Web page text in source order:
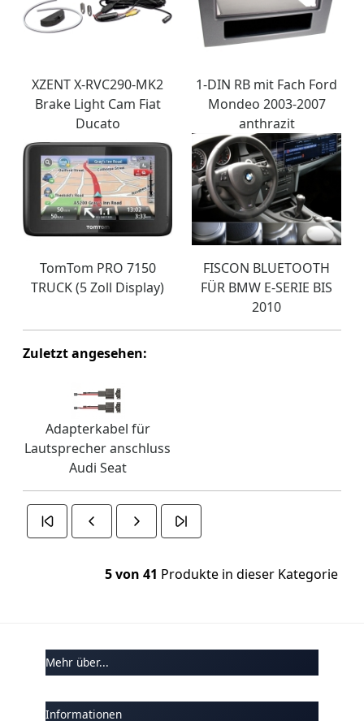
XZENT X-RVC290-MK2
Brake Light Cam Fiat
Ducato
1-DIN RB mit Fach Ford
Mondeo 2003-2007
anthrazit
TomTom PRO 7150
TRUCK (5 Zoll Display)
FISCON BLUETOOTH
FÜR BMW E-SERIE BIS
2010
Zuletzt angesehen:
Adapterkabel für
Lautsprecher anschluss
Audi Seat
5 von 41 Produkte in dieser Kategorie
Mehr über...
Informationen